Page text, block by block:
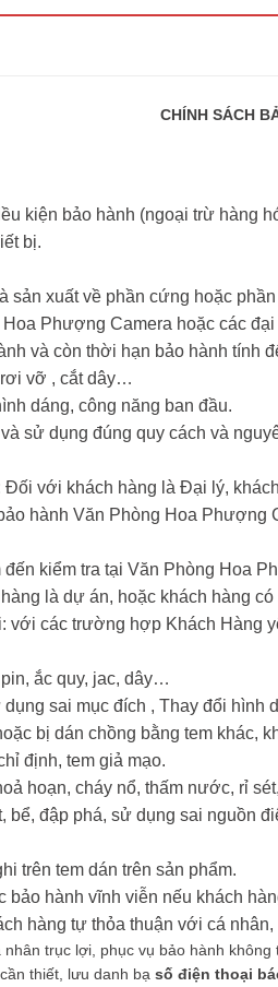
CHÍNH SÁCH
kiện bảo hành (ngoại trừ hàng
bị.
sản xuất về phần cứng hoặc phần
Phượng Camera hoặc các
và còn thời hạn bảo hành
rơi vỡ , cắt dây…
dáng, công năng ban đầu.
sử dụng đúng quy cách và
Đối với khách hàng là Đại lý,
hành Văn Phòng Hoa Phượng
kiểm tra tại Văn Phòng Hoa
là dự án, hoặc khách hàng
với các trường hợp Khách Hàng
ắc quy, jac, dây…
sai mục đích , Thay đổi hình
bị dán chồng bằng tem khác,
định, tem giả mạo.
hoạn, cháy nổ, thấm nước, rỉ
đập phá, sử dụng sai nguồn
trên tem dán trên sản phẩm.
bảo hành vĩnh viễn nếu khách
hàng tự thỏa thuận với cá
trục lợi, phục vụ bảo hành
thiết, lưu danh bạ số điện thoại